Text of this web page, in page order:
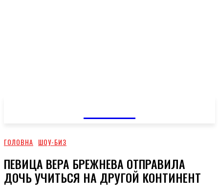
ГОЛОВНА ШОУ-БИЗ
ПЕВИЦА ВЕРА БРЕЖНЕВА ОТПРАВИЛА
ДОЧЬ УЧИТЬСЯ НА ДРУГОЙ КОНТИНЕНТ